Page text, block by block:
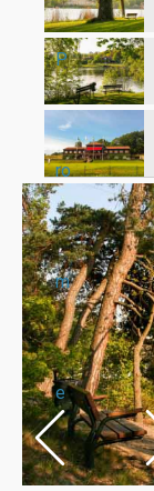
P
ro
m
e